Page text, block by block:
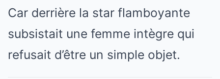
Car derrière la star flamboyante
subsistait une femme intègre qui
refusait d’être un simple objet.